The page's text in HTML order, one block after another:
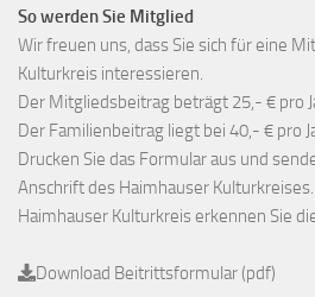
So werden Sie Mitglied
Wir freuen uns, dass Sie sich für eine
Kulturkreis interessieren.
Der Mitgliedsbeitrag beträgt 25,- € pro
Der Familienbeitrag liegt bei 40,- € pro
Drucken Sie das Formular aus und
Anschrift des Haimhauser
Haimhauser Kulturkreis erkennen Sie
Download Beitrittsformular (pdf)